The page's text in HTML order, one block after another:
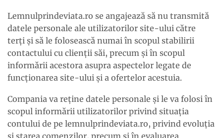
Lemnulprindeviata.ro se angajează să nu transmită
datele personale ale utilizatorilor site-ului către
terţi şi să le folosească numai în scopul stabilirii
contactului cu clienţii săi, precum şi în scopul
informării acestora asupra aspectelor legate de
funcţionarea site-ului şi a ofertelor acestuia.
Compania va reţine datele personale şi le va folosi în
scopul informării utilizatorilor privind situaţia
contului de pe lemnulprindeviata.ro, privind evoluţia